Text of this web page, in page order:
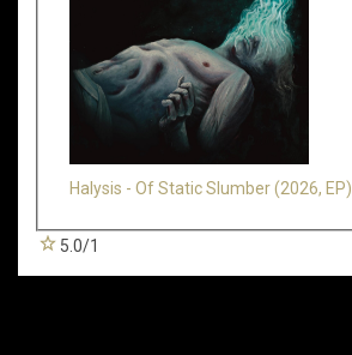
Halysis - Of Static Slumber (2026, EP)
5.0/1